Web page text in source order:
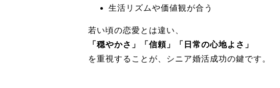
生活リズムや価値観が合う
若い頃の恋愛とは違い、
「穏やかさ」「信頼」「日常の心地よさ」
を重視することが、シニア婚活成功の鍵です。